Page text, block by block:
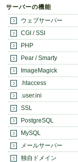
サーバーの機能
ウェブサーバー
CGI / SSI
PHP
Pear / Smarty
ImageMagick
.htaccess
.user.ini
SSL
PostgreSQL
MySQL
メールサーバー
独自ドメイン